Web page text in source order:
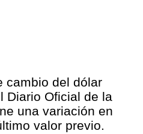
cambio del dólar
Diario Oficial de la
una variación en
valor previo.